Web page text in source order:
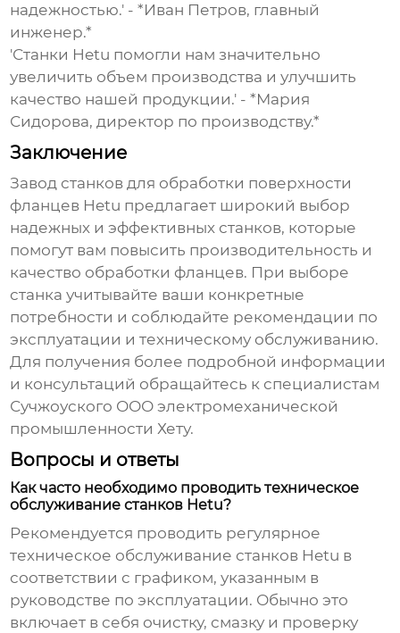
надежностью.' - *Иван Петров, главный
инженер.*
'Станки Hetu помогли нам значительно
увеличить объем производства и улучшить
качество нашей продукции.' - *Мария
Сидорова, директор по производству.*
Заключение
Завод станков для обработки поверхности
фланцев Hetu предлагает широкий выбор
надежных и эффективных станков, которые
помогут вам повысить производительность и
качество обработки фланцев. При выборе
станка учитывайте ваши конкретные
потребности и соблюдайте рекомендации по
эксплуатации и техническому обслуживанию.
Для получения более подробной информации
и консультаций обращайтесь к специалистам
Сучжоуского ООО электромеханической
промышленности Хету.
Вопросы и ответы
Как часто необходимо проводить техническое
обслуживание станков Hetu?
Рекомендуется проводить регулярное
техническое обслуживание станков Hetu в
соответствии с графиком, указанным в
руководстве по эксплуатации. Обычно это
включает в себя очистку, смазку и проверку